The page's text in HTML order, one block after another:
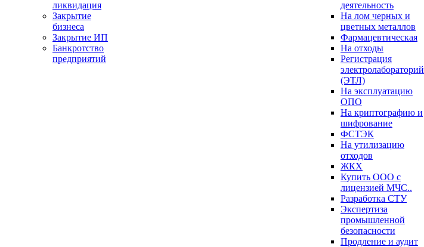
ликвидация
Закрытие
бизнеса
Закрытие ИП
Банкротство
предприятий
деятельность
На лом черных и
цветных металлов
Фармацевтическая
На отходы
Регистрация
электролабораторий
(ЭТЛ)
На эксплуатацию
ОПО
На криптографию и
шифрование
ФСТЭК
На утилизацию
отходов
ЖКХ
Купить ООО с
лицензией МЧС..
Разработка СТУ
Экспертиза
промышленной
безопасности
Продление и аудит